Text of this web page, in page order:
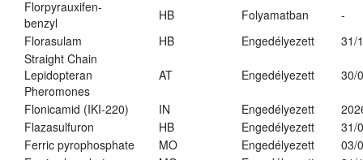
Florpyrauxifen-
benzyl
HB Folyamatban
-
Florasulam
HB Engedélyezett
31/
Straight Chain
Lepidopteran
Pheromones
AT Engedélyezett 30/
Flonicamid (IKI-220) IN Engedélyezett
Flazasulfuron
HB Engedélyezett
31/
Ferric pyrophosphate
MO Engedélyezett
03/